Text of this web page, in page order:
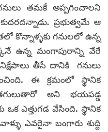
తమకే అప్పగించాలని
ప్రభుత్వమే ఆ
కొన్నాళ్ళకు గనులలో ఉన్న
ఉన్న మంగాపురాన్ని వేరే
తీసే దానికి గనులు
ఈ క్రమంలో స్థానిక
అని భయపడ్డ
ఒక ఎత్తుగడ వేసింది. స్థానిక
ఎవరైనా బంగారు శుద్ది